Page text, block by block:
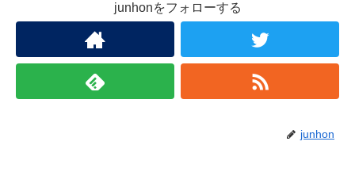
junhonをフォローする
junhon